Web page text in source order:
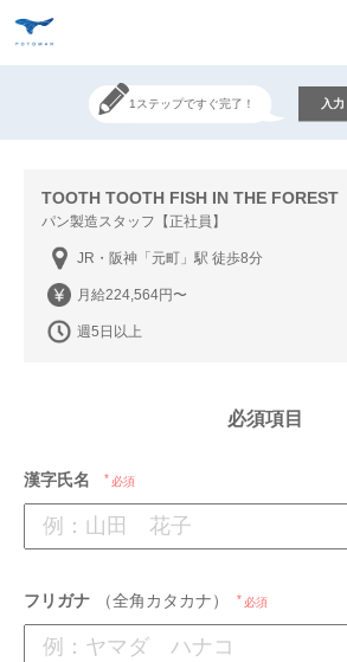
1ステップですぐ完了！ 入力
TOOTH TOOTH FISH IN THE FOREST
パン製造スタッフ【正社員】
JR・阪神「元町」駅 徒歩8分
月給224,564円〜
週5日以上
必須項目
漢字氏名 必須
フリガナ （全角カタカナ） 必須